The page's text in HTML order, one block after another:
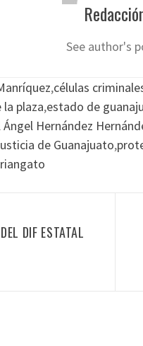
See author's
,células
plaza,estado de
Ángel Hernández
de Guanajuato,
DIF ESTATAL